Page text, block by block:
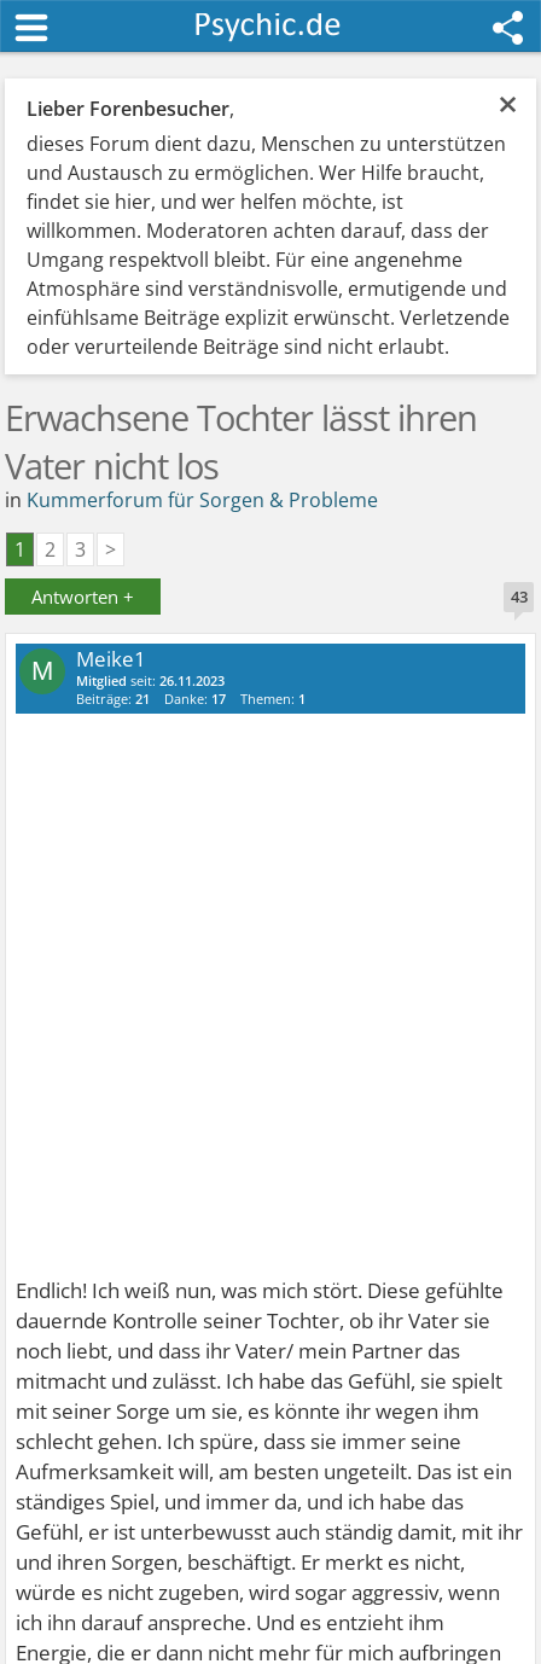
×
Lieber Forenbesucher,
dieses Forum dient dazu, Menschen zu unterstützen
und Austausch zu ermöglichen. Wer Hilfe braucht,
findet sie hier, und wer helfen möchte, ist
willkommen. Moderatoren achten darauf, dass der
Umgang respektvoll bleibt. Für eine angenehme
Atmosphäre sind verständnisvolle, ermutigende und
einfühlsame Beiträge explizit erwünscht. Verletzende
oder verurteilende Beiträge sind nicht erlaubt.
Erwachsene Tochter lässt ihren
Vater nicht los
in Kummerforum für Sorgen & Probleme
1
2 3 >
Antworten + 43
M Meike1
Mitglied seit:26.11.2023
Beiträge:21 Danke: 17 Themen: 1
Endlich! Ich weiß nun, was mich stört. Diese gefühlte
dauernde Kontrolle seiner Tochter, ob ihr Vater sie
noch liebt, und dass ihr Vater/ mein Partner das
mitmacht und zulässt. Ich habe das Gefühl, sie spielt
mit seiner Sorge um sie, es könnte ihr wegen ihm
schlecht gehen. Ich spüre, dass sie immer seine
Aufmerksamkeit will, am besten ungeteilt. Das ist ein
ständiges Spiel, und immer da, und ich habe das
Gefühl, er ist unterbewusst auch ständig damit, mit ihr
und ihren Sorgen, beschäftigt. Er merkt es nicht,
würde es nicht zugeben, wird sogar aggressiv, wenn
ich ihn darauf anspreche. Und es entzieht ihm
Energie, die er dann nicht mehr für mich aufbringen